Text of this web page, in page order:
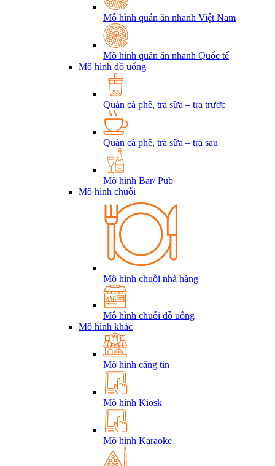
Mô hình quán ăn nhanh Việt Nam
Mô hình quán ăn nhanh Quốc tế
Mô hình đồ uống
Quán cà phê, trà sữa – trả trước
Quán cà phê, trà sữa – trả sau
Mô hình Bar/ Pub
Mô hình chuỗi
Mô hình chuỗi nhà hàng
Mô hình chuỗi đồ uống
Mô hình khác
Mô hình căng tin
Mô hình Kiosk
Mô hình Karaoke